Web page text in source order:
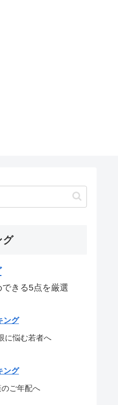
グ
きる5点を厳選
ング
に悩む若者へ
ング
ご年配へ